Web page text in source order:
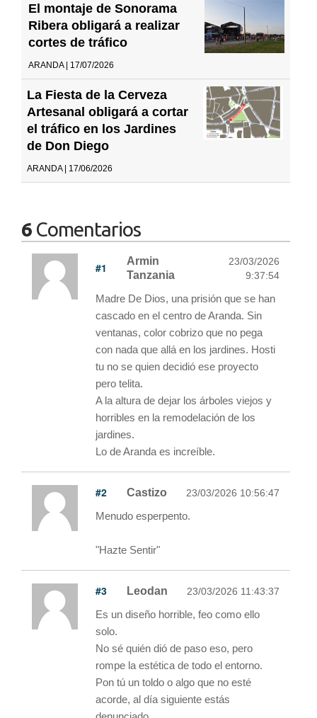
El montaje de Sonorama
Ribera obligará a realizar
cortes de tráfico
ARANDA | 17/07/2026
La Fiesta de la Cerveza
Artesanal obligará a cortar
el tráfico en los Jardines
de Don Diego
ARANDA | 17/06/2026
6 Comentarios
#1
Armin
Tanzania
23/03/2026
9:37:54
Madre De Dios, una prisión que se han
cascado en el centro de Aranda. Sin
ventanas, color cobrizo que no pega
con nada que allá en los jardines. Hosti
tu no se quien decidió ese proyecto
pero telita.
A la altura de dejar los árboles viejos y
horribles en la remodelación de los
jardines.
Lo de Aranda es increíble.
#2 Castizo 23/03/2026 10:56:47
Menudo esperpento.
"Hazte Sentir"
#3 Leodan 23/03/2026 11:43:37
Es un diseño horrible, feo como ello
solo.
No sé quién dió de paso eso, pero
rompe la estética de todo el entorno.
Pon tú un toldo o algo que no esté
acorde, al día siguiente estás